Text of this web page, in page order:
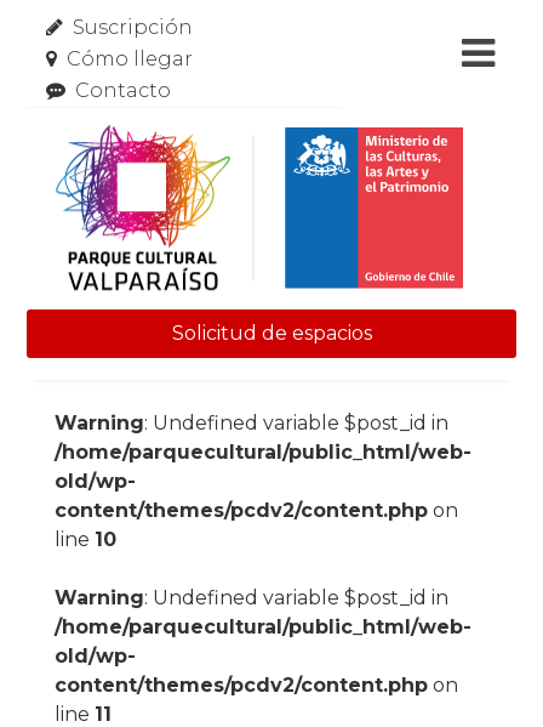
Suscripción
Cómo llegar
Contacto
Solicitud de espacios
Warning: Undefined variable $post_id in
/home/parquecultural/public_html/web-
old/wp-
content/themes/pcdv2/content.phpon
line 10
Warning: Undefined variable $post_id in
/home/parquecultural/public_html/web-
old/wp-
content/themes/pcdv2/content.phpon
line 11